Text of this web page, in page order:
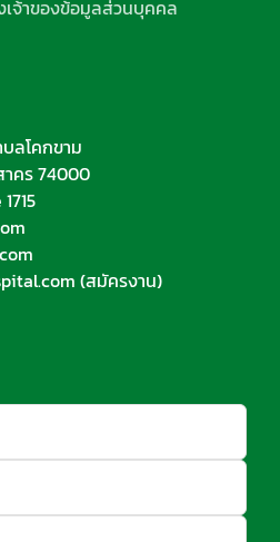
จ้าของข้อมูลส่วนบุคคล
ลโคกขาม
าคร 74000
(สมัครงาน)